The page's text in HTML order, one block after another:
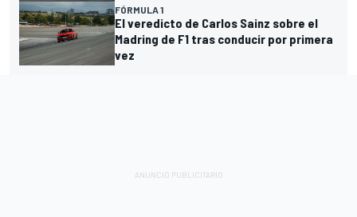
FÓRMULA 1
El veredicto de Carlos Sainz sobre el
Madring de F1 tras conducir por primera
vez